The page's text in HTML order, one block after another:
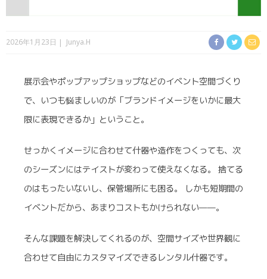
2026年1月23日 Junya.H
展示会やポップアップショップなどのイベント空間づくり
で、いつも悩ましいのが「ブランドイメージをいかに最大
限に表現できるか」ということ。
せっかくイメージに合わせて什器や造作をつくっても、次
のシーズンにはテイストが変わって使えなくなる。 捨てる
のはもったいないし、保管場所にも困る。 しかも短期間の
イベントだから、あまりコストもかけられない——。
そんな課題を解決してくれるのが、空間サイズや世界観に
合わせて自由にカスタマイズできるレンタル什器です。